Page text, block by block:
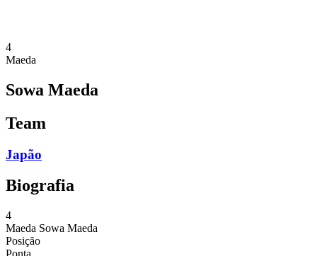
4
Maeda
Sowa Maeda
Team
Japão
Biografia
4
Maeda Sowa Maeda
Posição